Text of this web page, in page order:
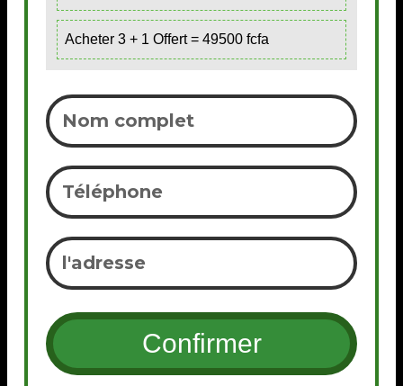
Acheter 3 + 1 Offert = 49500 fcfa